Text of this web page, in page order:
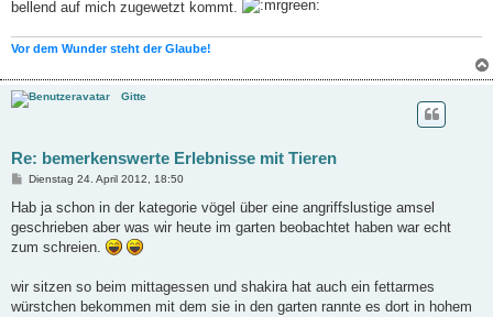
bellend auf mich zugewetzt kommt.
Vor dem Wunder steht der Glaube!
Gitte
Re: bemerkenswerte Erlebnisse mit Tieren
B
i
r
a
Dienstag 24. April 2012, 18:50
Hab ja schon in der kategorie vögel über eine angriffslustige amsel
geschrieben aber was wir heute im garten beobachtet haben war echt
zum schreien.
wir sitzen so beim mittagessen und shakira hat auch ein fettarmes
würstchen bekommen mit dem sie in den garten rannte es dort in hohem